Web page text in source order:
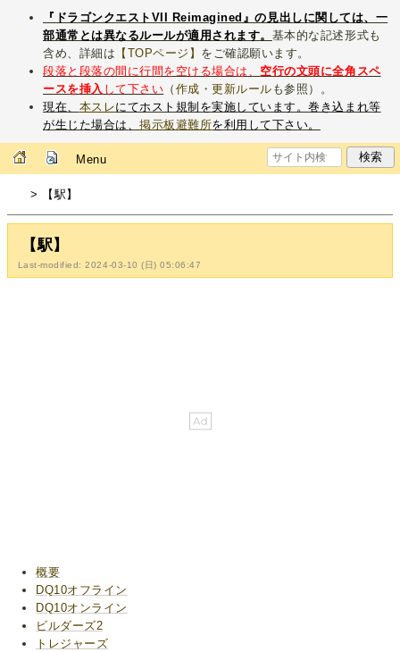
『ドラゴンクエストVII Reimagined』の見出しに関しては、一
部通常とは異なるルールが適用されます。 基本的な記述形式も
含め、詳細は 【TOPページ】 をご確認願います。
段落と段落の間に行間を空ける場合は、 空行の文頭に全角スペ
ースを挿入 して下さい （ 作成・更新ルール も参照）。
現在、 本スレにてホスト規制を実施しています。巻き込まれ等
が生じた場合は、掲示板避難所を利用して下さい。
Menu
> 【駅】
【駅】
Last-modified: 2024-03-10 (日) 05:06:47
概要
DQ10オフライン
DQ10オンライン
ビルダーズ2
トレジャーズ